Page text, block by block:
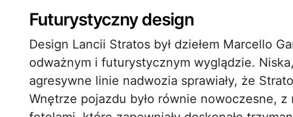
Futurystyczny design
Design Lancii Stratos był dziełem Marcello
odważnym i futurystycznym wyglądzie.
agresywne linie nadwozia sprawiały, że
Wnętrze pojazdu było równie nowoczesne,